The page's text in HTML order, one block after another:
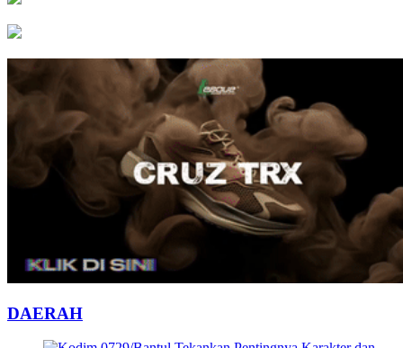
DAERAH